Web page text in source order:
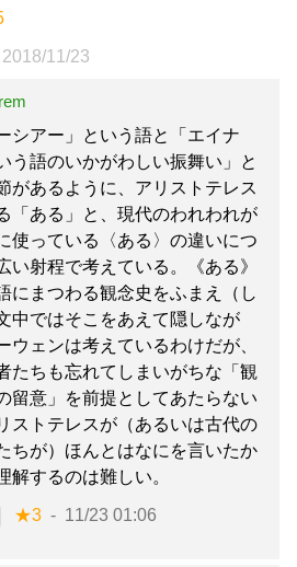
2018/11/23
シアー」という語と「エイナ
う語のいかがわしい振舞い」と
があるように、アリストテレス
「ある」と、現代のわれわれが
使っている〈ある〉の違いにつ
い射程で考えている。《ある》
にまつわる観念史をふまえ（し
中ではそこをあえて隠しなが
ウェンは考えているわけだが、
たちも忘れてしまいがちな「観
留意」を前提としてあたらない
ストテレスが（あるいは古代の
ちが）ほんとはなにを言いたか
解するのは難しい。
★3 11/23 01:06